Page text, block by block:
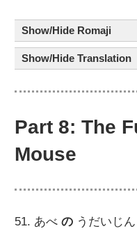
Show/Hide Romaji
Show/Hide Translation
Part 8: The
Mouse
51. あべの うだいじん